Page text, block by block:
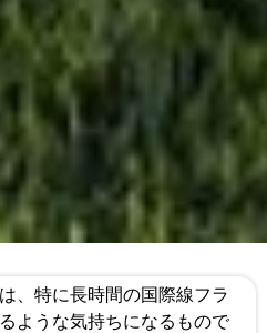
、特に長時間の国際線フラ
ような気持ちになるもので